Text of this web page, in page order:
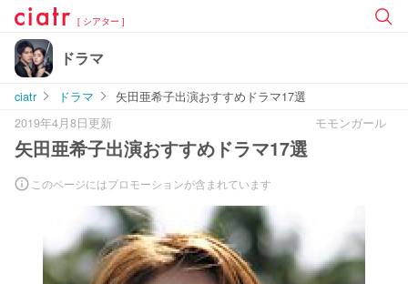
[ シアター ]
ドラマ
ciatr ドラマ
矢田亜希子出演おすすめドラマ17選
2019年4月8日更新
モモンガール
矢田亜希子出演おすすめドラマ17選
このページにはプロモーションが含まれています